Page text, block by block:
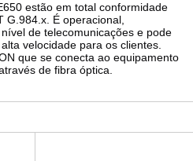
estão em total conformidade
G.984.x. É operacional,
de telecomunicações e pode
velocidade para os clientes.
que se conecta ao equipamento
de fibra óptica.